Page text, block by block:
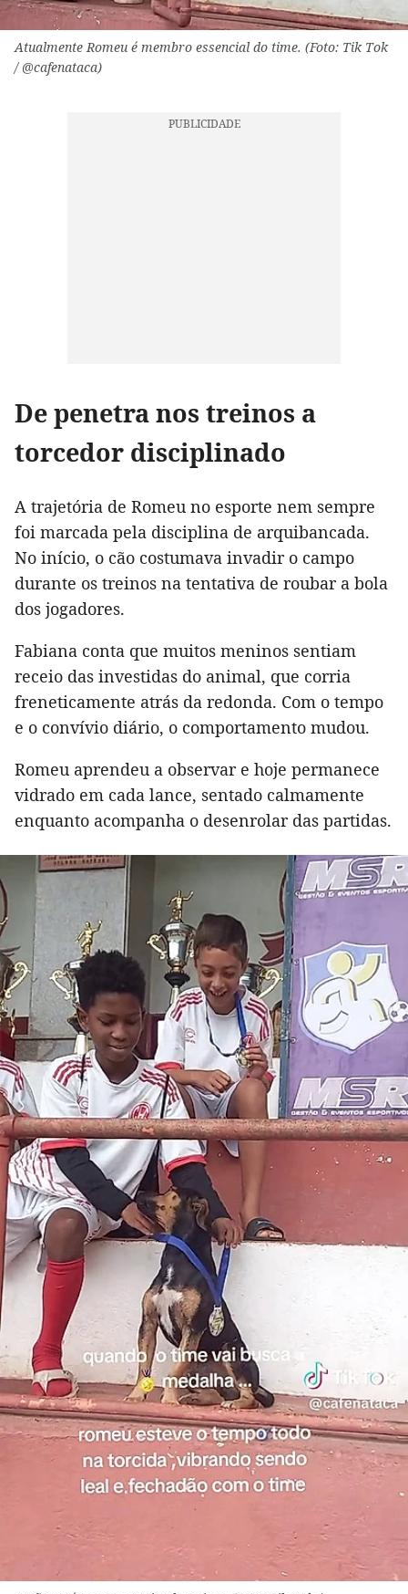
Atualmente Romeu é membro essencial do time. (Foto: Tik Tok
/ @cafenataca)
De penetra nos treinos a
torcedor disciplinado
A trajetória de Romeu no esporte nem sempre
foi marcada pela disciplina de arquibancada.
No início, o cão costumava invadir o campo
durante os treinos na tentativa de roubar a bola
dos jogadores.
Fabiana conta que muitos meninos sentiam
receio das investidas do animal, que corria
freneticamente atrás da redonda. Com o tempo
e o convívio diário, o comportamento mudou.
Romeu aprendeu a observar e hoje permanece
vidrado em cada lance, sentado calmamente
enquanto acompanha o desenrolar das partidas.